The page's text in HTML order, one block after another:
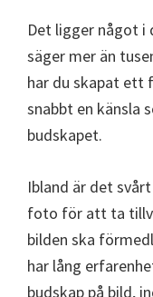
Det ligger något i
säger mer än
har du skapat ett
snabbt en känsla
budskapet.
Ibland är det
foto för att ta
bilden ska
har lång
budskap på bild,